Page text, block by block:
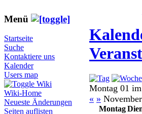
Menü
Startseite
Suche
Kontaktiere uns
Kalender
Users map
Wiki
Wiki-Home
Neueste Änderungen
Seiten auflisten
Montag 01
« »
Montag